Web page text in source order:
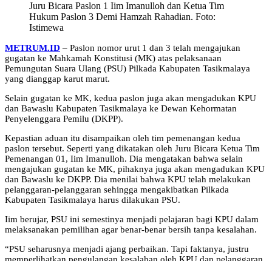
Juru Bicara Paslon 1 Iim Imanulloh dan Ketua Tim
Hukum Paslon 3 Demi Hamzah Rahadian. Foto:
Istimewa
METRUM.ID – Paslon nomor urut 1 dan 3 telah mengajukan
gugatan ke Mahkamah Konstitusi (MK) atas pelaksanaan
Pemungutan Suara Ulang (PSU) Pilkada Kabupaten Tasikmalaya
yang dianggap karut marut.
Selain gugatan ke MK, kedua paslon juga akan mengadukan KPU
dan Bawaslu Kabupaten Tasikmalaya ke Dewan Kehormatan
Penyelenggara Pemilu (DKPP).
Kepastian aduan itu disampaikan oleh tim pemenangan kedua
paslon tersebut. Seperti yang dikatakan oleh Juru Bicara Ketua Tim
Pemenangan 01, Iim Imanulloh. Dia mengatakan bahwa selain
mengajukan gugatan ke MK, pihaknya juga akan mengadukan KPU
dan Bawaslu ke DKPP. Dia menilai bahwa KPU telah melakukan
pelanggaran-pelanggaran sehingga mengakibatkan Pilkada
Kabupaten Tasikmalaya harus dilakukan PSU.
Iim berujar, PSU ini semestinya menjadi pelajaran bagi KPU dalam
melaksanakan pemilihan agar benar-benar bersih tanpa kesalahan.
“PSU seharusnya menjadi ajang perbaikan. Tapi faktanya, justru